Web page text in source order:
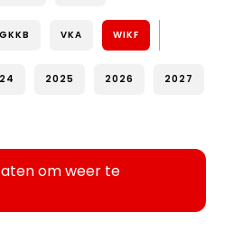
VKA WIKF
2025 2026 2027
om weer te